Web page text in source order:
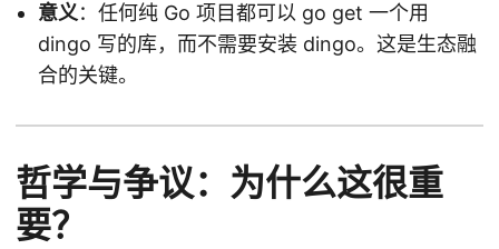
意义：任何纯 Go 项目都可以 go get 一个用
dingo 写的库，而不需要安装 dingo。这是生态融
合的关键。
哲学与争议：为什么这很重
要？